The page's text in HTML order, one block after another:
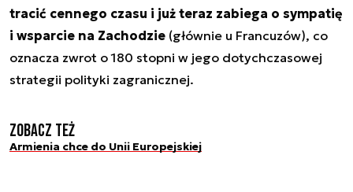
tracić cennego czasu i już teraz zabiega o sympatię
i wsparcie na Zachodzie (głównie u Francuzów), co
oznacza zwrot o 180 stopni w jego dotychczasowej
strategii polityki zagranicznej.
Zobacz też
Armienia chce do Unii Europejskiej